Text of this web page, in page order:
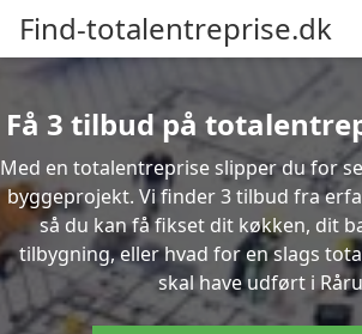
Find-totalentreprise.dk
Få 3 tilbud på
Med en totalentreprise slipper du for
byggeprojekt. Vi finder 3 tilbud fra
så du kan få fikset dit køkken, dit
tilbygning, eller hvad for en slags
skal have udført i